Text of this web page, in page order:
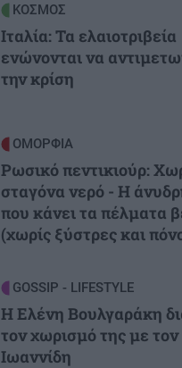
ΚΟΣΜΟΣ
Ιταλία: Τα ελαιοτριβεία
ενώνονται να
την κρίση
ΟΜΟΡΦΙΑ
Ρωσικό πεντικιούρ:
σταγόνα νερό - Η
που κάνει τα πέλματα
(χωρίς ξύστρες και
GOSSIP - LIFESTYLE
Η Ελένη Βουλγαράκη
τον χωρισμό της με
Ιωαννίδη